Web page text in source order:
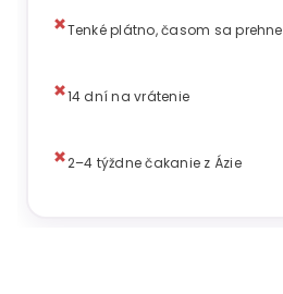
Tenké plátno, časom sa prehne
14 dní na vrátenie
2–4 týždne čakanie z Ázie